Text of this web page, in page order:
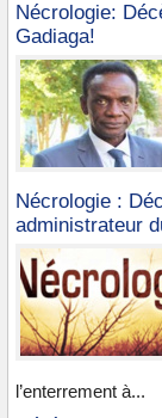
Nécrologie:
Gadiaga!
Nécrologie :
administrateur
l’enterrement à...